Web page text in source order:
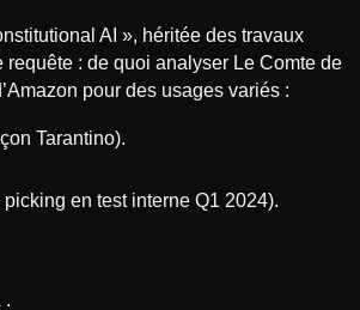
AI », héritée des travaux
requête : de quoi analyser Le Comte de
pour des usages variés :
Tarantino).
en test interne Q1 2024).